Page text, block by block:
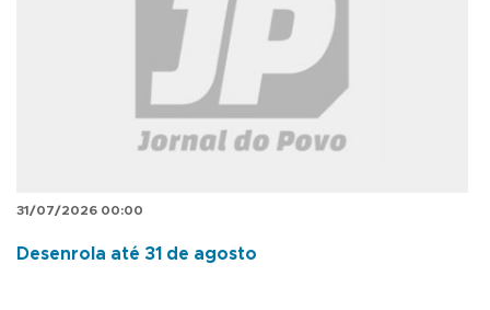
31/07/2026 00:00
Desenrola até 31 de agosto